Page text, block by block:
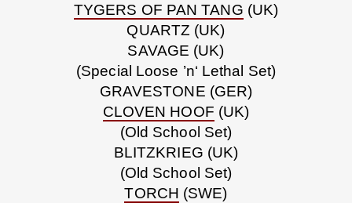
TYGERS OF PAN TANG (UK)
QUARTZ (UK)
SAVAGE (UK)
(Special Loose ’n‘ Lethal Set)
GRAVESTONE (GER)
CLOVEN HOOF (UK)
(Old School Set)
BLITZKRIEG (UK)
(Old School Set)
TORCH (SWE)